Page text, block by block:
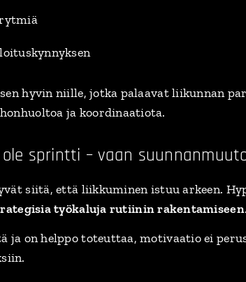
hyvin niille, jotka palaavat liikunnan
ja koordinaatiota.
sprintti – vaan
siitä, että liikkuminen istuu arkeen.
työkaluja rutiinin rakentamiseen.
ja on helppo toteuttaa, motivaatio ei